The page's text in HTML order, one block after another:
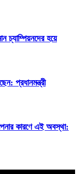
চ্যাম্পিয়নদের হয়ে
প্রধানমন্ত্রী
কারণে এই অবস্থা: